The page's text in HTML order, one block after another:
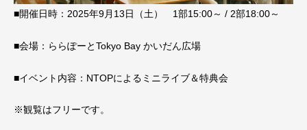
■開催日時：2025年9月13日（土） 1部15:00～ / 2部18:00～
■会場：ららぽーとTokyo Bay かいだん広場
■イベント内容：NTOPによるミニライブ＆特典会
※観覧はフリーです。